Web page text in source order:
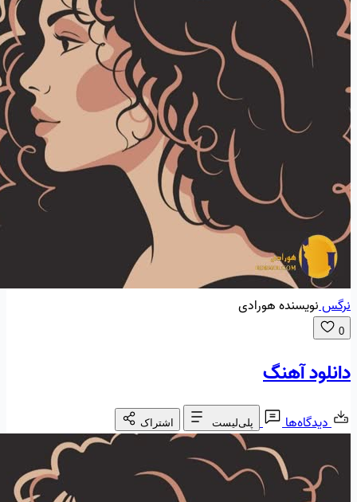
نرگسنویسنده هورادی
0
دانلود آهنگ
دیدگاه‌ها پلی‌لیست اشتراک